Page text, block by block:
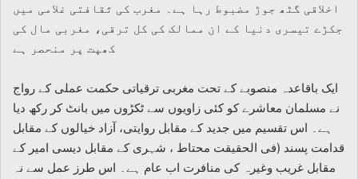
اخلاقی گٹھ جوڑ مضبوط رہا ہے۔ مغرب کی ثقافتی غلامی میں
جکڑے تیسری دنیا کے ان ممالک کی کل ترقی، مغربی مال کی
کھپت پر منحصر ہے
ایک باقاعدہ منصوبے کے تحت مغربی ترقیاتی حکمت عملی کے رواج
نے مسلمان معاشرے کو کئی زاویوں سے ٹکڑوں میں بانٹ کر رکھ دیا
ہے۔ اس تقسیم میں جدید کے مقابل روایتی، آزاد خیالوں کے مقابل
قدامت پسند (فی الحقیقت محتاط ، شہری کے مقابل دیسی امیر کے
مقابل غریب وغیرہ کی منافرت اب عام ہے۔ اس طرز عمل سے نہ